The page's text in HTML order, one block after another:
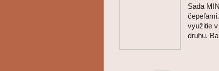
Sada
využitie
druhu.